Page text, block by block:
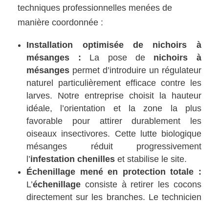
techniques professionnelles menées de
manière coordonnée :
Installation optimisée de nichoirs à
mésanges : La pose de nichoirs à
mésanges permet d’introduire un régulateur
naturel particulièrement efficace contre les
larves. Notre entreprise choisit la hauteur
idéale, l’orientation et la zone la plus
favorable pour attirer durablement les
oiseaux insectivores. Cette lutte biologique
mésanges réduit progressivement
l’infestation chenilles et stabilise le site.
Échenillage mené en protection totale :
L’échenillage consiste à retirer les cocons
directement sur les branches. Le technicien